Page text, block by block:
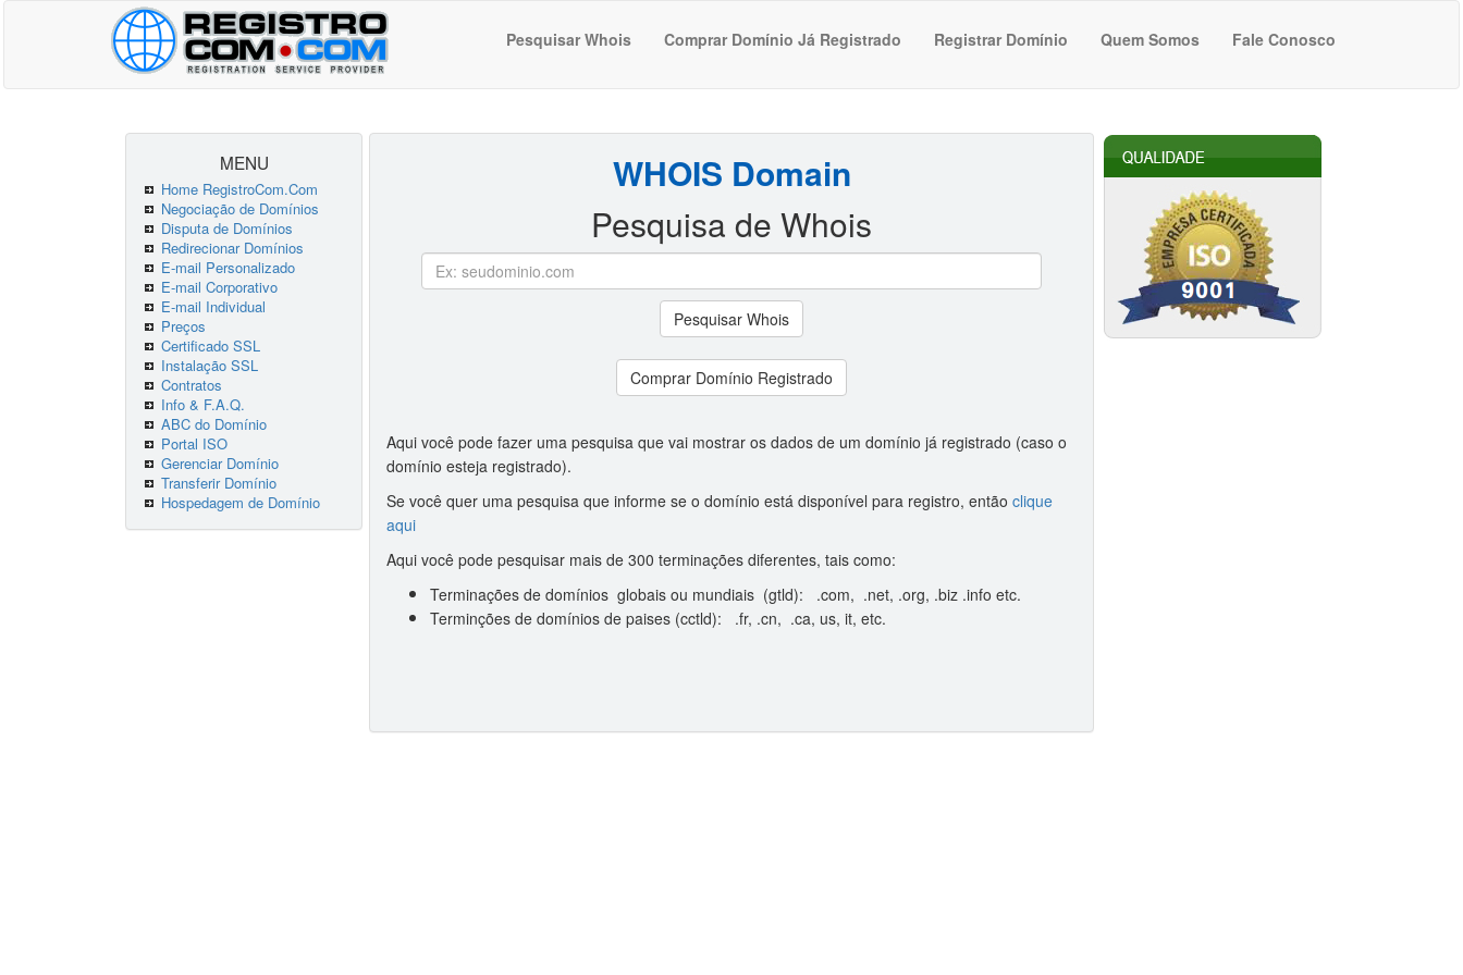
Pesquisar Whois Comprar Domínio Já Registrado Registrar Domínio Quem Somos Fale Conosco
MENU
Home RegistroCom.Com
Negociação de Domínios
Disputa de Domínios
Redirecionar Domínios
E-mail Personalizado
E-mail Corporativo
E-mail Individual
Preços
Certificado SSL
Instalação SSL
Contratos
Info & F.A.Q.
ABC do Domínio
Portal ISO
Gerenciar Domínio
Transferir Domínio
Hospedagem de Domínio
WHOIS Domain
Pesquisa de Whois
Pesquisar Whois
Comprar Domínio Registrado
Aqui você pode fazer uma pesquisa que vai mostrar os dados de um domínio já registrado (caso o
domínio esteja registrado).
Se você quer uma pesquisa que informe se o domínio está disponível para registro, então clique
aqui
Aqui você pode pesquisar mais de 300 terminações diferentes, tais como:
Terminações de domínios globais ou mundiais (gtld): .com, .net, .org, .biz .info etc.
Terminções de domínios de paises (cctld): .fr, .cn, .ca, us, it, etc.